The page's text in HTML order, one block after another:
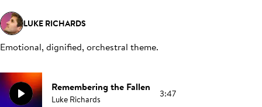
LUKE RICHARDS
Emotional, dignified, orchestral theme.
Remembering the Fallen
Luke Richards 3:47